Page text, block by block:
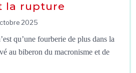
la rupture
2025
qu’une fourberie de plus dans la
au biberon du macronisme et de